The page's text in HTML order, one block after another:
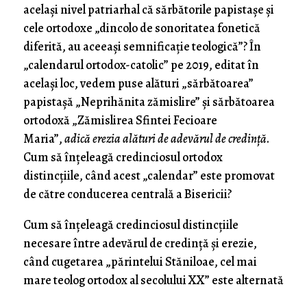
același nivel patriarhal că sărbătorile papistașe și
cele ortodoxe „dincolo de sonoritatea fonetică
diferită, au aceeași semnificație teologică”? În
„calendarul ortodox-catolic” pe 2019, editat în
același loc, vedem puse alături „sărbătoarea”
papistașă „Neprihănita zămislire” și sărbătoarea
ortodoxă „Zămislirea Sfintei Fecioare
Maria”,adică erezia alături de adevărul de credință.
Cum să înțeleagă credinciosul ortodox
distincțiile, când acest „calendar” este promovat
de către conducerea centrală a Bisericii?
Cum să înțeleagă credinciosul distincțiile
necesare între adevărul de credință și erezie,
când cugetarea „părintelui Stăniloae, cel mai
mare teolog ortodox al secolului XX” este alternată